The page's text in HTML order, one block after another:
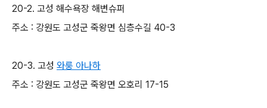
20-2. 고성 해수욕장 해변슈퍼
주소 : 강원도 고성군 죽왕면 심층수길 40-3
20-3. 고성 와룽 아나하
주소 : 강원도 고성군 죽왕면 오호리 17-15